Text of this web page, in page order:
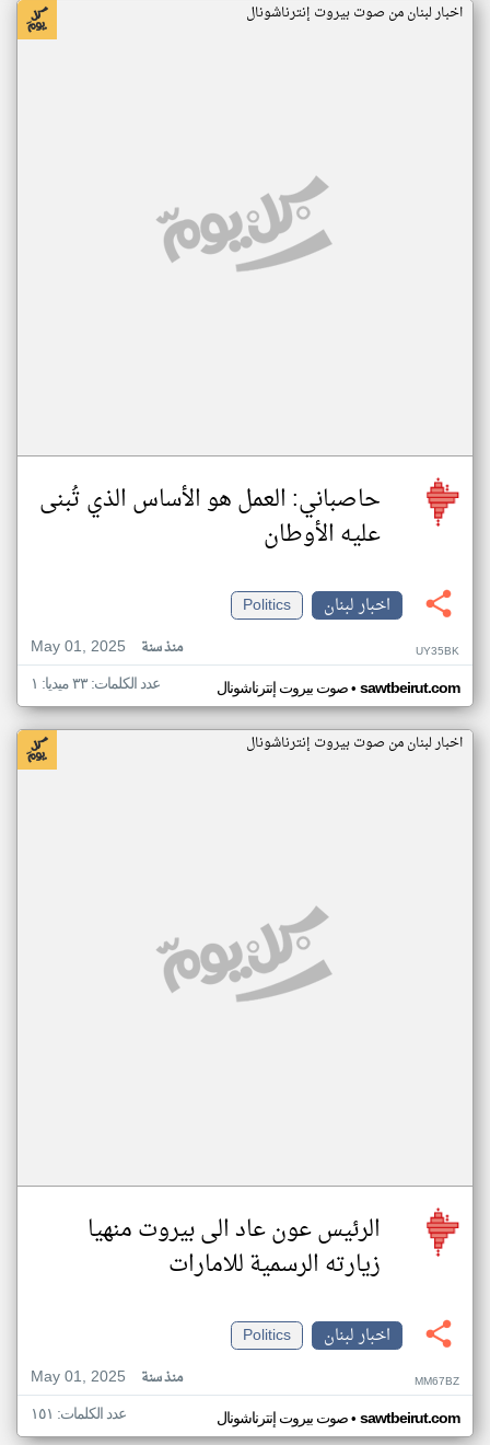
اخبار لبنان من صوت بيروت إنترناشونال
حاصباني: العمل هو الأساس الذي تُبنى
عليه الأوطان
اخبار لبنان
Politics
May 01, 2025
منذ سنة UY35BK
صوت بيروت إنترناشونال• sawtbeirut.com عدد الكلمات: ٣٣ ميديا: ١
اخبار لبنان من صوت بيروت إنترناشونال
الرئيس عون عاد الى بيروت منهيا
زيارته الرسمية للامارات
اخبار لبنان
Politics
May 01, 2025
منذ سنة MM67BZ
صوت بيروت إنترناشونال• sawtbeirut.com عدد الكلمات: ١٥١